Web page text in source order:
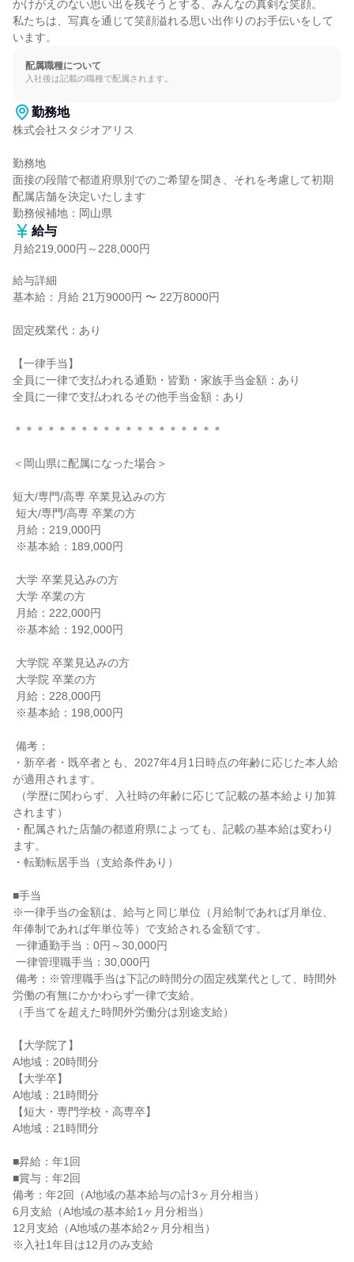
かけがえのない思い出を残そうとする、みんなの真剣な笑顔。
私たちは、写真を通じて笑顔溢れる思い出作りのお手伝いをして
います。
配属職種について
入社後は記載の職種で配属されます。
勤務地
株式会社スタジオアリス
勤務地
面接の段階で都道府県別でのご希望を聞き、それを考慮して初期
配属店舗を決定いたします
勤務候補地：岡山県
給与
月給219,000円～228,000円
給与詳細
基本給：月給 21万9000円 〜 22万8000円
固定残業代：あり
【一律手当】
全員に一律で支払われる通勤・皆勤・家族手当金額：あり
全員に一律で支払われるその他手当金額：あり
＊＊＊＊＊＊＊＊＊＊＊＊＊＊＊＊＊＊＊
＜岡山県に配属になった場合＞
短大/専門/高専 卒業見込みの方
・新卒者・既卒者とも、2027年4月1日時点の年齢に応じた本人給
が適用されます。
されます）
・配属された店舗の都道府県によっても、記載の基本給は変わり
ます。
・転勤転居手当（支給条件あり）
■手当
※一律手当の金額は、給与と同じ単位（月給制であれば月単位、
年俸制であれば年単位等）で支給される金額です。
労働の有無にかかわらず一律で支給。
（手当てを超えた時間外労働分は別途支給）
【大学院了】
A地域：20時間分
【大学卒】
A地域：21時間分
【短大・専門学校・高専卒】
A地域：21時間分
■昇給：年1回
■賞与：年2回
備考：年2回（A地域の基本給与の計3ヶ月分相当）
6月支給（A地域の基本給1ヶ月分相当）
12月支給（A地域の基本給2ヶ月分相当）
※入社1年目は12月のみ支給